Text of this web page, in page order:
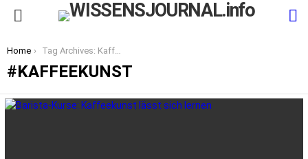
You are here:
Home Tag Archives: Kaffeekunst
KAFFEEKUNST